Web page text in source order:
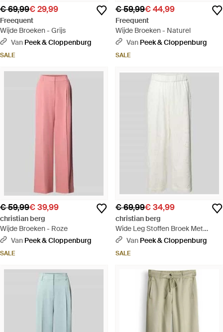
€ 69,99€ 29,99
Freequent
Wijde Broeken - Grijs
Van Peek & Cloppenburg
SALE
€ 59,99€ 44,99
Freequent
Wijde Broeken - Naturel
Van Peek & Cloppenburg
SALE
€ 59,99€ 39,99
christian berg
Wijde Broeken - Roze
Van Peek & Cloppenburg
SALE
€ 69,99€ 34,99
christian berg
Wide Leg Stoffen Broek Met
Broderie Anglaise - Wit
Van Peek & Cloppenburg
SALE